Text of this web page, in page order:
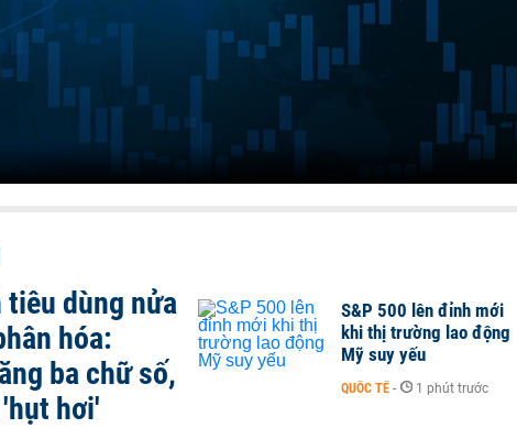
dùng nửa
hóa:
ba chữ số,
hơi'
S&P 500 lên đỉnh mới
khi thị trường lao động
Mỹ suy yếu
QUỐC TẾ - 1 phút trước